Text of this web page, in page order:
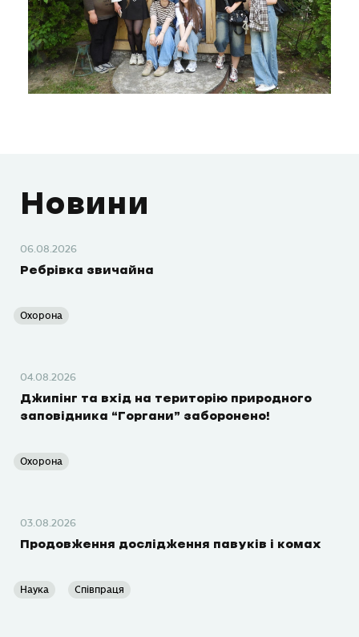
Новини
06.08.2026
Ребрівка звичайна
Охорона
04.08.2026
Джипінг та вхід на територію природного
заповідника “Горгани” заборонено!
Охорона
03.08.2026
Продовження дослідження павуків і комах
Наука Співпраця